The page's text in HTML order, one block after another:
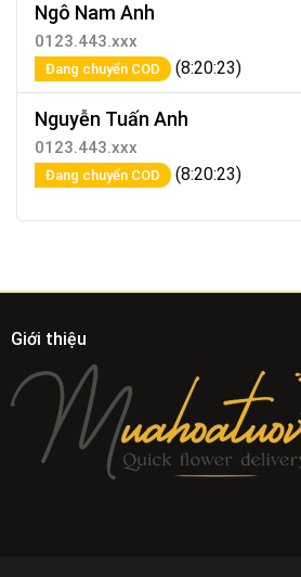
Ngô Nam Anh
0123.443.xxx
Đang chuyển COD (8:20:23)
Nguyễn Tuấn Anh
0123.443.xxx
Đang chuyển COD (8:20:23)
Giới thiệu